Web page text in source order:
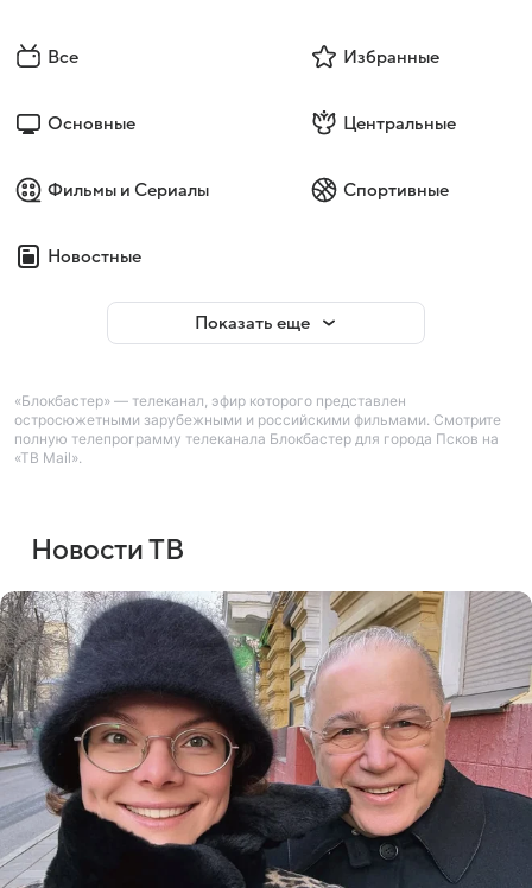
Все Избранные
Основные Центральные
Фильмы и Сериалы Спортивные
Новостные
Показать еще
«Блокбастер» — телеканал, эфир которого представлен
остросюжетными зарубежными и российскими фильмами. Смотрите
полную телепрограмму телеканала Блокбастер для города Псков на
«ТВ Mail».
Новости ТВ